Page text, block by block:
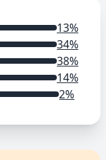
13%
34%
38%
14%
2%